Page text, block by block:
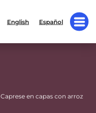
English Español
en capas con arroz